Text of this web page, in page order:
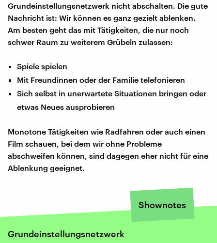
Grundeinstellungsnetzwerk nicht abschalten. Die gute
Nachricht ist: Wir können es ganz gezielt ablenken.
Am besten geht das mit Tätigkeiten, die nur noch
schwer Raum zu weiterem Grübeln zulassen:
Spiele spielen
Mit Freundinnen oder der Familie telefonieren
Sich selbst in unerwartete Situationen bringen oder
etwas Neues ausprobieren
Monotone Tätigkeiten wie Radfahren oder auch einen
Film schauen, bei dem wir ohne Probleme
abschweifen können, sind dagegen eher nicht für eine
Ablenkung geeignet.
Shownotes
Grundeinstellungsnetzwerk